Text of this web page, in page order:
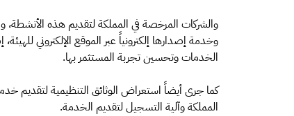
والشركات المرخصة في المملكة لتقديم هذه الأنشطة،
وخدمة إصدارها إلكترونياً عبر الموقع الإلكتروني
الخدمات وتحسين تجربة المستثمر بها.
كما جرى أيضاً استعراض الوثائق التنظيمية لتقديم
المملكة وآلية التسجيل لتقديم الخدمة.